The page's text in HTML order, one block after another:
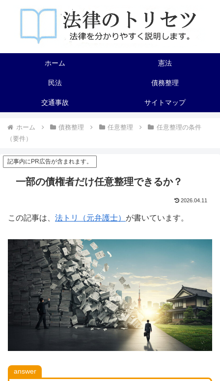
ホーム 憲法
民法 債務整理
交通事故 サイトマップ
ホーム 債務整理 任意整理
任意整理の条件
（要件）
記事内にPR広告が含まれます。
一部の債権者だけ任意整理できるか？
2026.04.11
この記事は、 法トリ（元弁護士） が書いています。
answer